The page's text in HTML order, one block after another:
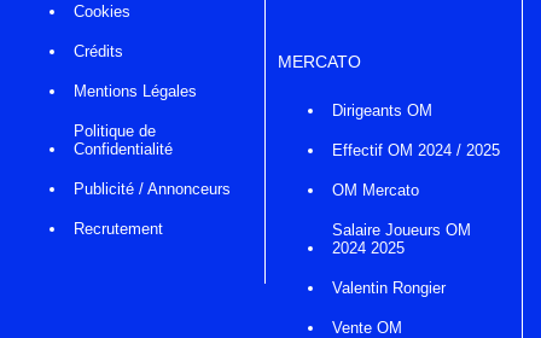
Cookies
Crédits
Mentions Légales
Politique de
Confidentialité
Publicité / Annonceurs
Recrutement
MERCATO
Dirigeants OM
Effectif OM 2024 / 2025
OM Mercato
Salaire Joueurs OM
2024 2025
Valentin Rongier
Vente OM